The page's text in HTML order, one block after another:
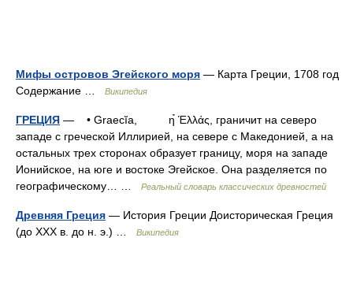
Мифы островов Эгейского моря — Карта Греции, 1708 год
Содержание …
Википедия
ГРЕЦИЯ — • Graecĭa, η̉ Έλλάς, граничит на северо
западе с греческой Иллирией, на севере с Македонией, а на
остальных трех сторонах образует границу, моря на западе
Ионийское, на юге и востоке Эгейское. Она разделяется по
географическому… …
Реальный словарь классических древностей
Древняя Греция — История Греции Доисторическая Греция
(до XXX в. до н. э.) …
Википедия